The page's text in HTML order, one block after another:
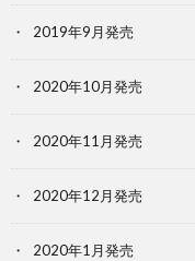
2019年9月発売
2020年10月発売
2020年11月発売
2020年12月発売
2020年1月発売